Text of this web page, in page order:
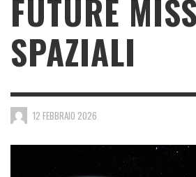
FUTURE
SPAZIALI
12 FEBBRAIO 2026